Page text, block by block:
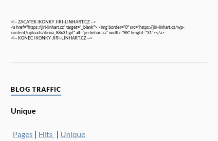
<!-- ZACATEK IKONKY JIRI-LINHART.CZ -->
<a href="https://jiri-linhart.cz" target="_blank"> <img border="0" src="https://jiri-linhart.cz/wp-
content/uploads/ikona_88x31.gif" alt="jiri-linhart.cz" width="88" height="31"></a>
<!-- KONEC IKONKY JIRI-LINHART.CZ -->
BLOG TRAFFIC
Unique
Pages Hits
Unique